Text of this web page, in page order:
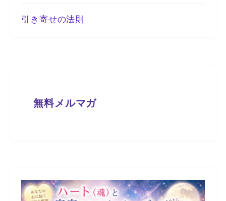
引き寄せの法則
無料メルマガ